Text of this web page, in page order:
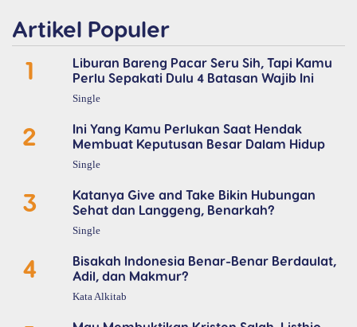
Artikel Populer
1
Liburan Bareng Pacar Seru Sih, Tapi Kamu
Perlu Sepakati Dulu 4 Batasan Wajib Ini
Single
2
Ini Yang Kamu Perlukan Saat Hendak
Membuat Keputusan Besar Dalam Hidup
Single
3
Katanya Give and Take Bikin Hubungan
Sehat dan Langgeng, Benarkah?
Single
4
Bisakah Indonesia Benar-Benar Berdaulat,
Adil, dan Makmur?
Kata Alkitab